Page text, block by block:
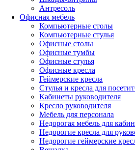
Антресоль
Офисная мебель
Компьютерные столы
Компьютерные стулья
Офисные столы
Офисные тумбы
Офисные стулья
Офисные кресла
Геймерские кресла
Стулья и кресла для
Кабинеты руководителя
Кресло руководителя
Мебель для персонала
Недорогая мебель для
Недорогие кресла для
Недорогие геймерские